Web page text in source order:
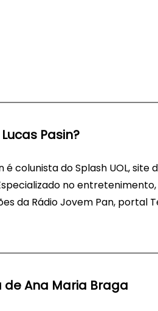
Pasin?
é colunista do Splash UOL,
no
da Rádio Jovem Pan, portal
de Ana Maria Braga